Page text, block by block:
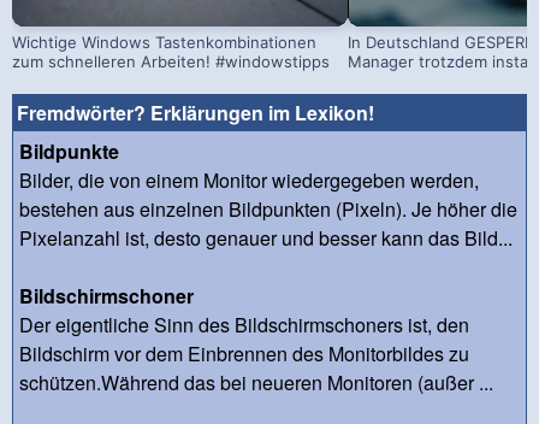
Wichtige Windows Tastenkombinationen
zum schnelleren Arbeiten! #windowstipps
In Deutschland
Manager trotzdem
Fremdwörter? Erklärungen im Lexikon!
Bildpunkte
Bilder, die von einem Monitor wiedergegeben werden,
bestehen aus einzelnen Bildpunkten (Pixeln). Je höher die
Pixelanzahl ist, desto genauer und besser kann das Bild...
Bildschirmschoner
Der eigentliche Sinn des Bildschirmschoners ist, den
Bildschirm vor dem Einbrennen des Monitorbildes zu
schützen.Während das bei neueren Monitoren (außer ...